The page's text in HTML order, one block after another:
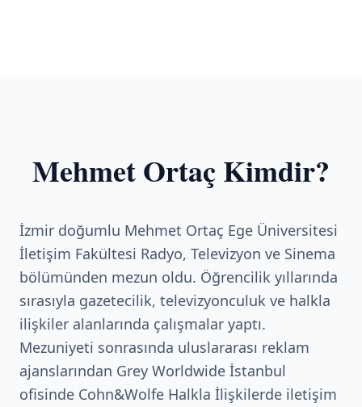
Mehmet Ortaç Kimdir?
İzmir doğumlu Mehmet Ortaç Ege Üniversitesi
İletişim Fakültesi Radyo, Televizyon ve Sinema
bölümünden mezun oldu. Öğrencilik yıllarında
sırasıyla gazetecilik, televizyonculuk ve halkla
ilişkiler alanlarında çalışmalar yaptı.
Mezuniyeti sonrasında uluslararası reklam
ajanslarından Grey Worldwide İstanbul
ofisinde Cohn&Wolfe Halkla İlişkilerde iletişim